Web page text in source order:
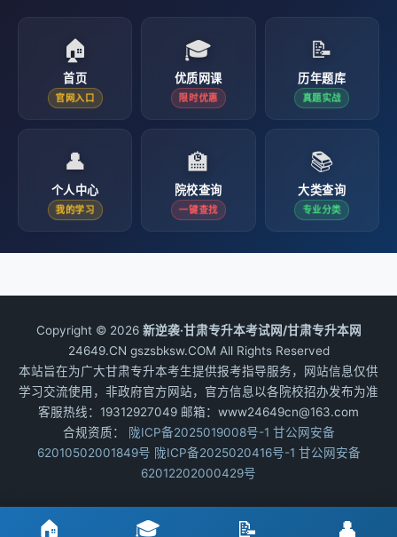
🏠
首页
官网入口
🎓
优质网课
限时优惠
📝
历年题库
真题实战
👤
个人中心
我的学习
🏫
院校查询
一键查找
📚
大类查询
专业分类
Copyright © 2026 新逆袭·甘肃专升本考试网/甘肃专升本网
24649.CN gszsbksw.COM All Rights Reserved
本站旨在为广大甘肃专升本考生提供报考指导服务，网站信息仅供
学习交流使用，非政府官方网站，官方信息以各院校招办发布为准
客服热线：19312927049 邮箱：www24649cn@163.com
合规资质：
陇ICP备2025019008号-1 甘公网安备
62010502001849号 陇ICP备2025020416号-1 甘公网安备
62012202000429号
🏠 🎓 📝 👤